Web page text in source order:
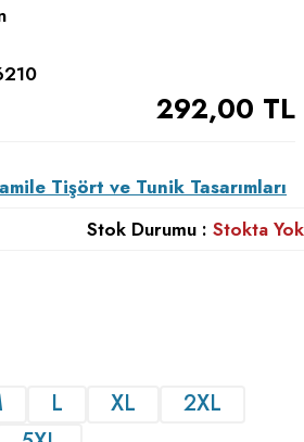
292,00 TL
Tişört ve Tunik Tasarımları
Stok Durumu : Stokta Yok
L XL
2XL